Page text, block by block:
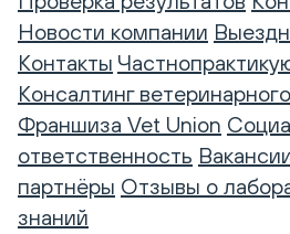
Новости компании
Контакты
Консалтинг
Франшиза Vet Union
ответственность
партнёры Отзывы о
знаний